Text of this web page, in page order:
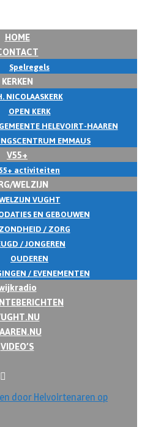
HOME
Spelregels
KERKEN
NICOLAASKERK
OPEN KERK
HELEVOIRT-HAAREN
EMMAUS
V55+
activiteiten
WELZIJN
VUGHT
EN GEBOUWEN
/ ZORG
/ JONGEREN
OUDEREN
/ EVENEMENTEN
VIDEO’S